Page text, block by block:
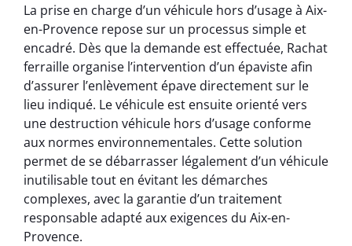
La prise en charge d’un véhicule hors d’usage à Aix-
en-Provence repose sur un processus simple et
encadré. Dès que la demande est effectuée, Rachat
ferraille organise l’intervention d’un épaviste afin
d’assurer l’enlèvement épave directement sur le
lieu indiqué. Le véhicule est ensuite orienté vers
une destruction véhicule hors d’usage conforme
aux normes environnementales. Cette solution
permet de se débarrasser légalement d’un véhicule
inutilisable tout en évitant les démarches
complexes, avec la garantie d’un traitement
responsable adapté aux exigences du Aix-en-
Provence.